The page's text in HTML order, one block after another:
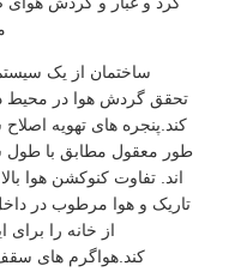
ساختمان از یک
تحقق گردش هوا در محیط
کند.پنجره های تهویه
طور معقول مطابق با طول
اند. تفاوت کنوکشن هوا
تاریک و هوا مرطوب در
از خانه را
کند.هواگرم های